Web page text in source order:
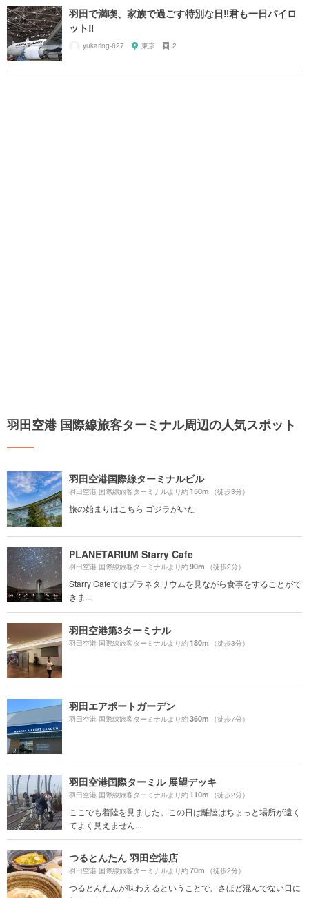
羽田で満喫、家族で過ごす特別な日‼君も一日パイロ
ット‼
yukaring-627 東京 2
羽田空港 国際線旅客ターミナル周辺の人気スポット
羽田空港国際線ターミナルビル
羽田空港 国際線旅客ターミナルより約150m （徒歩3分）
旅の始まりはこちら ゴジラがいた
PLANETARIUM Starry Cafe
羽田空港 国際線旅客ターミナルより約90m （徒歩2分）
Starry Cafeではプラネタリウムを見ながら食事をすることがで
きま...
羽田空港第3ターミナル
羽田空港 国際線旅客ターミナルより約180m （徒歩3分）
羽田エアポートガーデン
羽田空港 国際線旅客ターミナルより約360m （徒歩7分）
羽田空港国際ターミル 展望デッキ
羽田空港 国際線旅客ターミナルより約110m （徒歩2分）
ここでも着陸を見ました。この日は離陸はちょっと場所が遠く
てよく見えません...
つるとんたん 羽田空港店
羽田空港 国際線旅客ターミナルより約70m （徒歩2分）
つるとんたんが味わえるということで、さほど混んでない日に